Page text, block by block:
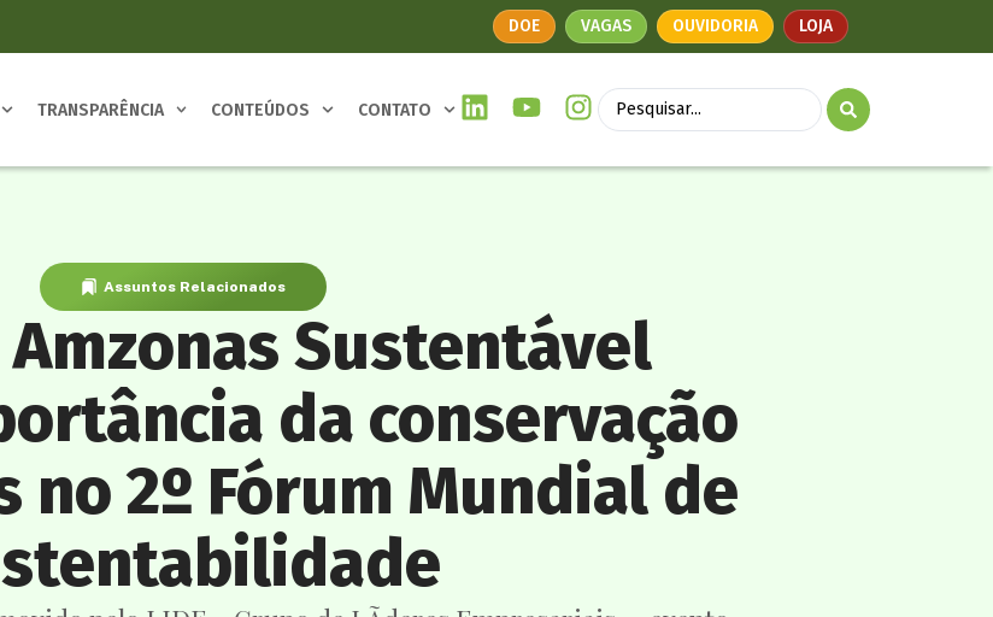
DOE VAGAS OUVIDORIA LOJA
TRANSPARÊNCIA CONTEÚDOS CONTATO
Assuntos Relacionados
Amzonas Sustentável
da conservação
no 2º Fórum Mundial de